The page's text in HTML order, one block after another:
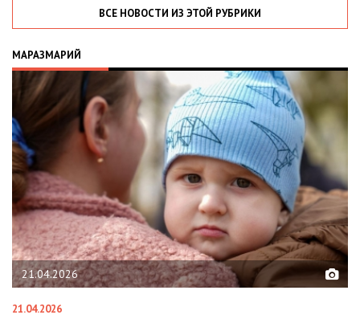
ВСЕ НОВОСТИ ИЗ ЭТОЙ РУБРИКИ
МАРАЗМАРИЙ
21.04.2026
21.04.2026